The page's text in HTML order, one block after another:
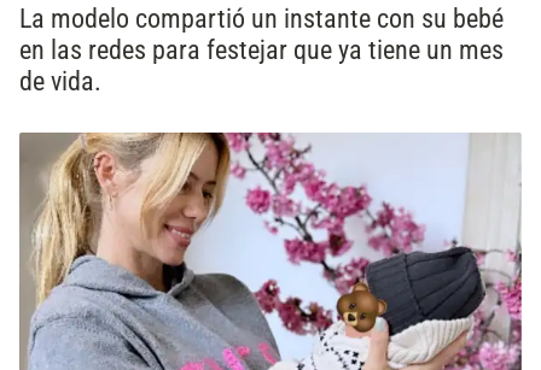
La modelo compartió un instante con su bebé
en las redes para festejar que ya tiene un mes
de vida.